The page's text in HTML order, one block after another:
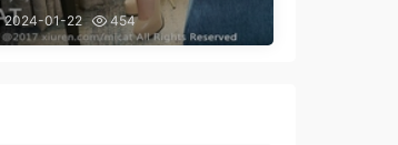
2024-01-22 454